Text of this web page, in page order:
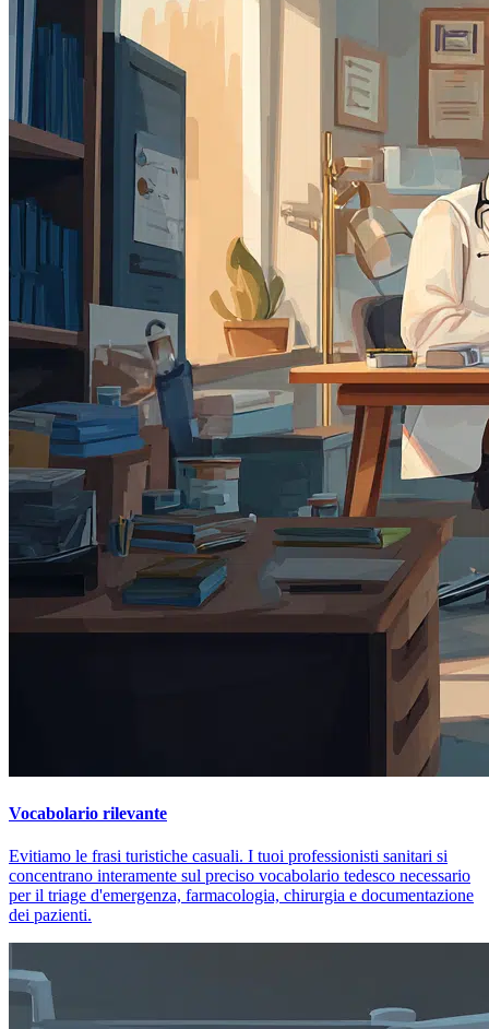
Vocabolario rilevante
Evitiamo le frasi turistiche casuali. I tuoi professionisti sanitari si
concentrano interamente sul preciso vocabolario tedesco necessario
per il triage d'emergenza, farmacologia, chirurgia e documentazione
dei pazienti.